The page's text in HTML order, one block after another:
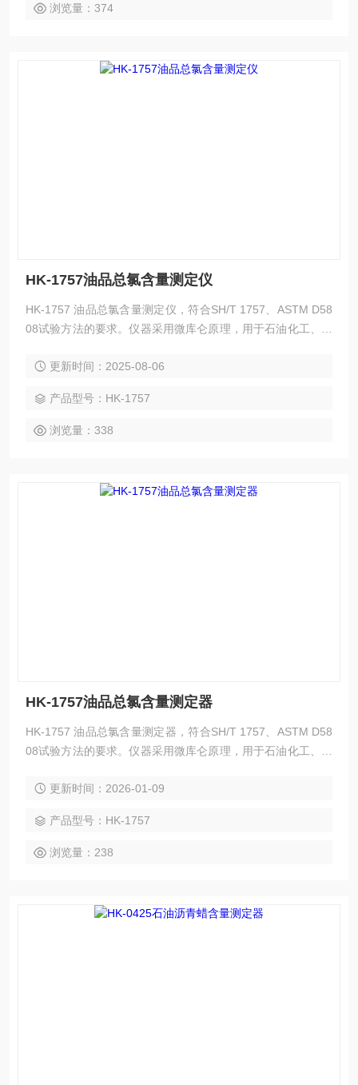
浏览量：374
HK-1757油品总氯含量测定仪
HK-1757 油品总氯含量测定仪，符合SH/T 1757、ASTM D58
08试验方法的要求。仪器采用微库仑原理，用于石油化工、煤
灵敏度高、重复性好等优点。 主要配置：微库仑滴定仪主
更新时间：2025-08-06
产品型号：HK-1757
浏览量：338
HK-1757油品总氯含量测定器
HK-1757 油品总氯含量测定器，符合SH/T 1757、ASTM D58
08试验方法的要求。仪器采用微库仑原理，用于石油化工、煤
灵敏度高、重复性好等优点。 主要配置：微库仑滴定仪主
更新时间：2026-01-09
产品型号：HK-1757
浏览量：238